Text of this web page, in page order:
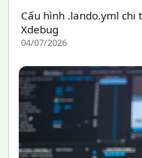
Cấu hình .lando.yml chi
Xdebug
04/07/2026